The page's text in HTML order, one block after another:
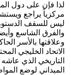
لذا فإن على دول
مركزياً يراجع
ليس للسقف
والفرق الشاسع
وعلاقتها بالأسر
الاتحاد الخليجي
التاريخي الذي
الميداني لوضع